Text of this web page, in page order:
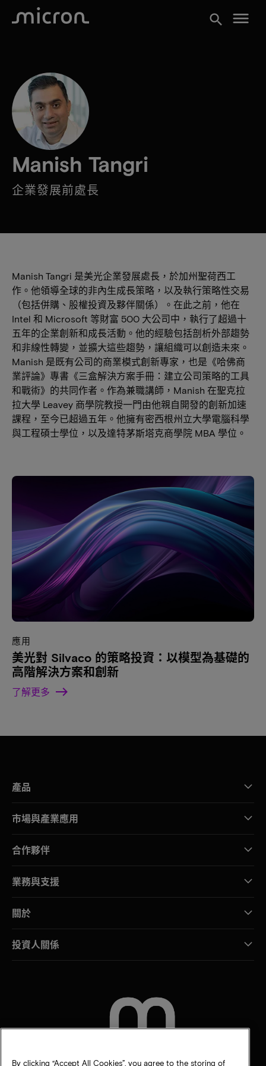
search menu
Manish Tangri
企業發展前處長
Manish Tangri 是美光企業發展處長，於加州聖荷西工
作。他領導全球的非內生成長策略，以及執行策略性交易
（包括併購、股權投資及夥伴關係）。在此之前，他在
Intel 和 Microsoft 等財富 500 大公司中，執行了超過十
五年的企業創新和成長活動。他的經驗包括剖析外部趨勢
和非線性轉變，並擴大這些趨勢，讓組織可以創造未來。
Manish 是既有公司的商業模式創新專家，也是《哈佛商
業評論》專書《三盒解決方案手冊：建立公司策略的工具
和戰術》的共同作者。作為兼職講師，Manish 在聖克拉
拉大學 Leavey 商學院教授一門由他親自開發的創新加速
課程，至今已超過五年。他擁有密西根州立大學電腦科學
與工程碩士學位，以及達特茅斯塔克商學院 MBA 學位。
應用
美光對 Silvaco 的策略投資：以模型為基礎的
高階解決方案和創新
了解更多
產品
市場與產業應用
合作夥伴
業務與支援
關於
投資人關係
By clicking “Accept All Cookies”, you agree to the storing of